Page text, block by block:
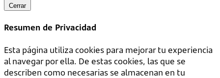
Cerrar
Resumen de Privacidad
Esta página utiliza cookies para mejorar tu experiencia
al navegar por ella. De estas cookies, las que se
describen como necesarias se almacenan en tu